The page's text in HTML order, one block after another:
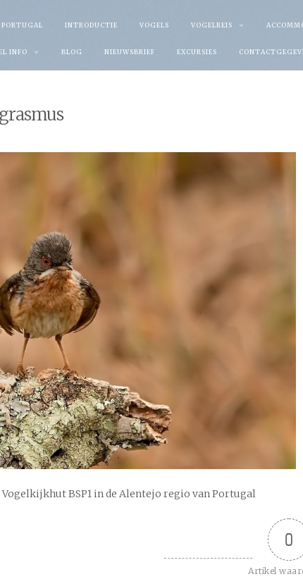
INTRODUCTIE VOGELS VOGELREIS
INFO BLOG NIEUWSBRIEF EXCURSIES
BSP1 in de Alentejo regio van Portugal
0
Artikel